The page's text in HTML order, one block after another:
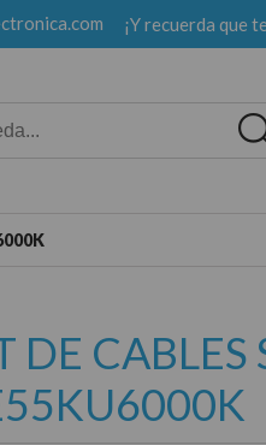
¡Y recuerda que
DE CABLES